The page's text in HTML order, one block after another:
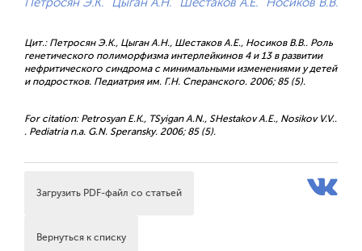
Петросян Э.К. Цыган А.Н. Шестаков А.Е. Носиков В.В.
Цит.: Петросян Э.К., Цыган А.Н., Шестаков А.Е., Носиков В.В.. Роль
генетического полиморфизма интерлейкинов 4 и 13 в развитии
нефритического синдрома с минимальными изменениями у детей
и подростков. Педиатрия им. Г.Н. Сперанского. 2006; 85 (5).
For citation: Petrosyan E.K., TSyigan A.N., SHestakov A.E., Nosikov V.V..
. Pediatria n.a. G.N. Speransky. 2006; 85 (5).
Загрузить PDF-файл со статьей
Вернуться к списку